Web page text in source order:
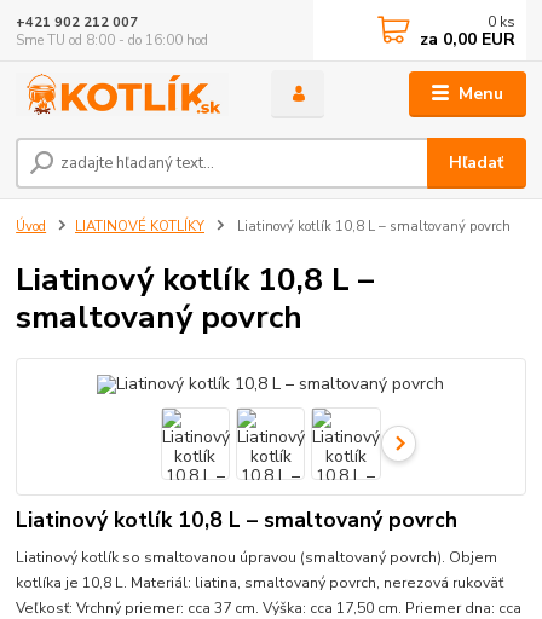
Menu
Hľadať
+421 902 212 007
Sme TU od 8:00 - do 16:00 hod
0 ks
za 0,00 EUR
Úvod LIATINOVÉ KOTLÍKY Liatinový kotlík 10,8 L – smaltovaný povrch
Liatinový kotlík 10,8 L –
smaltovaný povrch
Liatinový kotlík 10,8 L – smaltovaný povrch
Liatinový kotlík so smaltovanou úpravou (smaltovaný povrch). Objem
kotlíka je 10,8 L. Materiál: liatina, smaltovaný povrch, nerezová rukoväť
Veľkosť: Vrchný priemer: cca 37 cm. Výška: cca 17,50 cm. Priemer dna: cca